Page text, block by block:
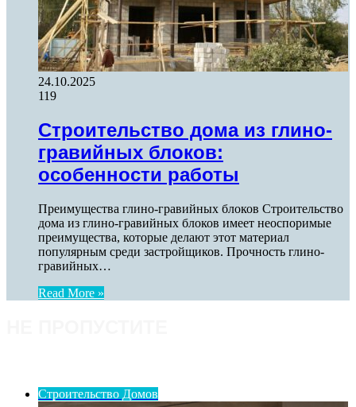
24.10.2025
119
Строительство дома из глино-
гравийных блоков:
особенности работы
Преимущества глино-гравийных блоков Строительство
дома из глино-гравийных блоков имеет неоспоримые
преимущества, которые делают этот материал
популярным среди застройщиков. Прочность глино-
гравийных…
Read More »
Строительство Домов